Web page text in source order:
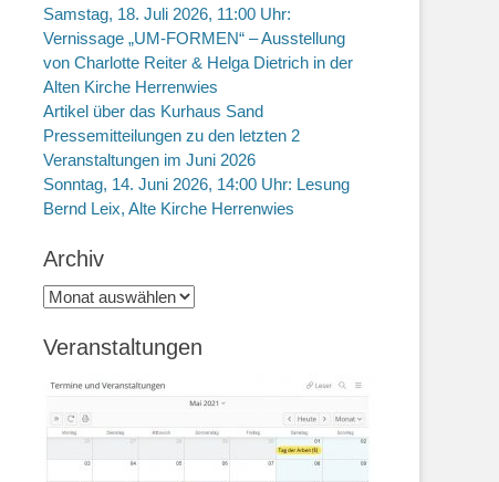
Samstag, 18. Juli 2026, 11:00 Uhr:
Vernissage „UM-FORMEN“ – Ausstellung
von Charlotte Reiter & Helga Dietrich in der
Alten Kirche Herrenwies
Artikel über das Kurhaus Sand
Pressemitteilungen zu den letzten 2
Veranstaltungen im Juni 2026
Sonntag, 14. Juni 2026, 14:00 Uhr: Lesung
Bernd Leix, Alte Kirche Herrenwies
Archiv
Archiv
Veranstaltungen